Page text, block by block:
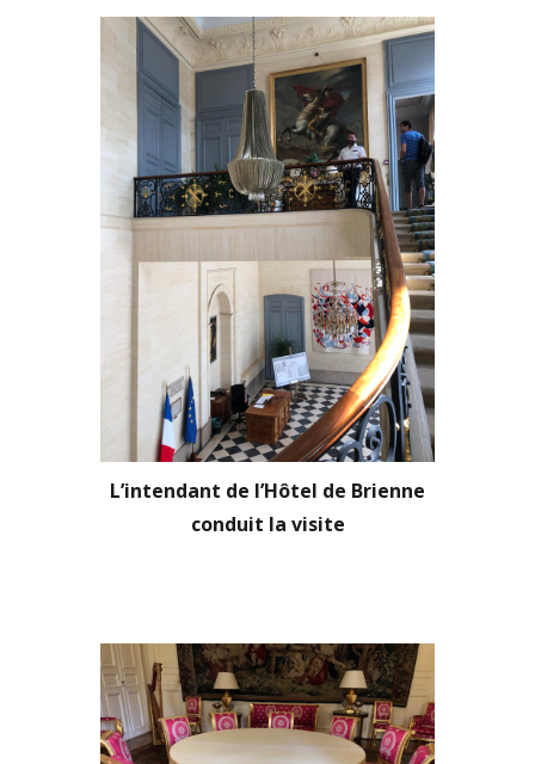
L’intendant de l’Hôtel de Brienne
conduit la visite